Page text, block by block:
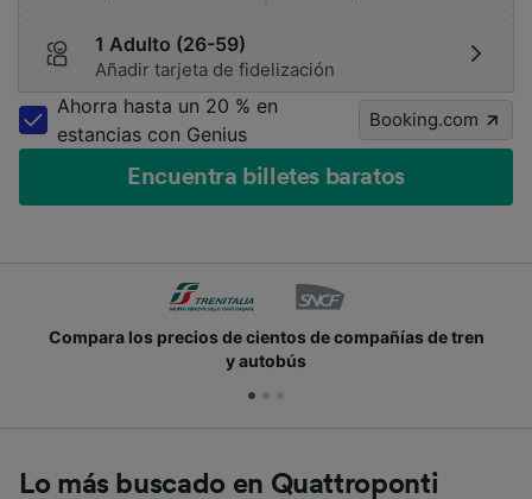
1 Adulto (26-59)
Añadir tarjeta de fidelización
Ahorra hasta un 20 % en
estancias con Genius
Booking.com
Encuentra billetes baratos
Compara los precios de cientos de compañías de tren
y autobús
Lo más buscado en Quattroponti